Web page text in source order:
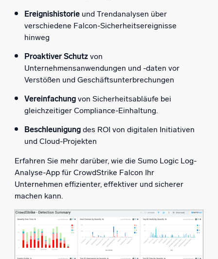
Ereignishistorie und Trendanalysen über
verschiedene Falcon-Sicherheitsereignisse
hinweg
Proaktiver Schutz von
Unternehmensanwendungen und -daten vor
Verstößen und Geschäftsunterbrechungen
Vereinfachung von Sicherheitsabläufe bei
gleichzeitiger Compliance-Einhaltung.
Beschleunigung des ROI von digitalen Initiativen
und Cloud-Projekten
Erfahren Sie mehr darüber, wie die Sumo Logic Log-
Analyse-App für CrowdStrike Falcon Ihr
Unternehmen effizienter, effektiver und sicherer
machen kann.